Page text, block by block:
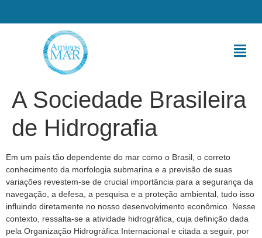
A Sociedade Brasileira
de Hidrografia
Em um país tão dependente do mar como o Brasil, o correto
conhecimento da morfologia submarina e a previsão de suas
variações revestem-se de crucial importância para a segurança da
navegação, a defesa, a pesquisa e a proteção ambiental, tudo isso
influindo diretamente no nosso desenvolvimento econômico. Nesse
contexto, ressalta-se a atividade hidrográfica, cuja definição dada
pela Organização Hidrográfica Internacional e citada a seguir, por